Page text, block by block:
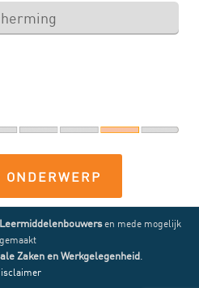
en mede mogelijk
gemaakt
Zaken en Werkgelegenheid.